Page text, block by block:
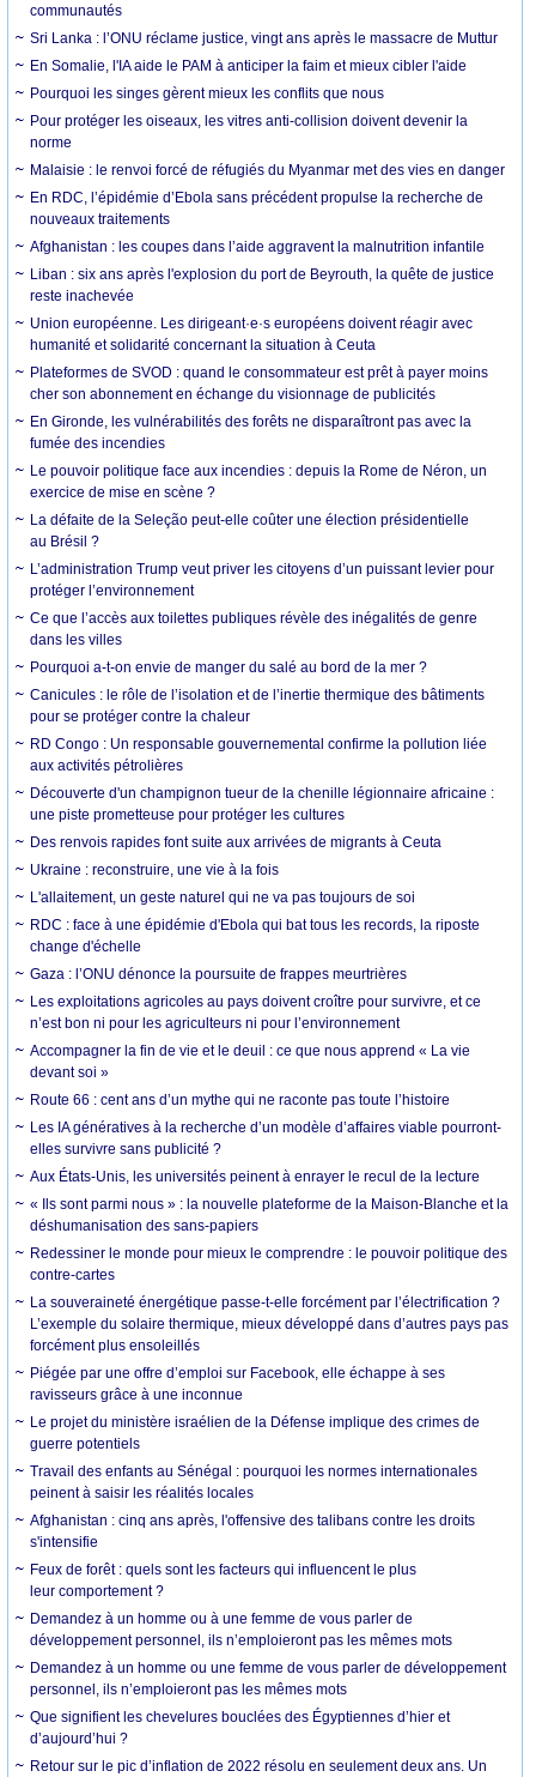
communautés
Sri Lanka : l’ONU réclame justice, vingt ans après le massacre de Muttur
En Somalie, l'IA aide le PAM à anticiper la faim et mieux cibler l'aide
Pourquoi les singes gèrent mieux les conflits que nous
Pour protéger les oiseaux, les vitres anti-collision doivent devenir la
norme
Malaisie : le renvoi forcé de réfugiés du Myanmar met des vies en danger
En RDC, l’épidémie d’Ebola sans précédent propulse la recherche de
nouveaux traitements
Afghanistan : les coupes dans l’aide aggravent la malnutrition infantile
Liban : six ans après l'explosion du port de Beyrouth, la quête de justice
reste inachevée
Union européenne. Les dirigeant·e·s européens doivent réagir avec
humanité et solidarité concernant la situation à Ceuta
Plateformes de SVOD : quand le consommateur est prêt à payer moins
cher son abonnement en échange du visionnage de publicités
En Gironde, les vulnérabilités des forêts ne disparaîtront pas avec la
fumée des incendies
Le pouvoir politique face aux incendies : depuis la Rome de Néron, un
exercice de mise en scène ?
La défaite de la Seleção peut-elle coûter une élection présidentielle
au Brésil ?
L’administration Trump veut priver les citoyens d’un puissant levier pour
protéger l’environnement
Ce que l’accès aux toilettes publiques révèle des inégalités de genre
dans les villes
Pourquoi a-t-on envie de manger du salé au bord de la mer ?
Canicules : le rôle de l’isolation et de l’inertie thermique des bâtiments
pour se protéger contre la chaleur
RD Congo : Un responsable gouvernemental confirme la pollution liée
aux activités pétrolières
Découverte d'un champignon tueur de la chenille légionnaire africaine :
une piste prometteuse pour protéger les cultures
Des renvois rapides font suite aux arrivées de migrants à Ceuta
Ukraine : reconstruire, une vie à la fois
L'allaitement, un geste naturel qui ne va pas toujours de soi
RDC : face à une épidémie d'Ebola qui bat tous les records, la riposte
change d'échelle
Gaza : l’ONU dénonce la poursuite de frappes meurtrières
Les exploitations agricoles au pays doivent croître pour survivre, et ce
n’est bon ni pour les agriculteurs ni pour l’environnement
Accompagner la fin de vie et le deuil : ce que nous apprend « La vie
devant soi »
Route 66 : cent ans d’un mythe qui ne raconte pas toute l’histoire
Les IA génératives à la recherche d’un modèle d’affaires viable pourront-
elles survivre sans publicité ?
Aux États-Unis, les universités peinent à enrayer le recul de la lecture
« Ils sont parmi nous » : la nouvelle plateforme de la Maison-Blanche et la
déshumanisation des sans-papiers
Redessiner le monde pour mieux le comprendre : le pouvoir politique des
contre-cartes
La souveraineté énergétique passe-t-elle forcément par l’électrification ?
L’exemple du solaire thermique, mieux développé dans d’autres pays pas
forcément plus ensoleillés
Piégée par une offre d’emploi sur Facebook, elle échappe à ses
ravisseurs grâce à une inconnue
Le projet du ministère israélien de la Défense implique des crimes de
guerre potentiels
Travail des enfants au Sénégal : pourquoi les normes internationales
peinent à saisir les réalités locales
Afghanistan : cinq ans après, l'offensive des talibans contre les droits
s'intensifie
Feux de forêt : quels sont les facteurs qui influencent le plus
leur comportement ?
Demandez à un homme ou à une femme de vous parler de
développement personnel, ils n’emploieront pas les mêmes mots
Demandez à un homme ou une femme de vous parler de développement
personnel, ils n’emploieront pas les mêmes mots
Que signifient les chevelures bouclées des Égyptiennes d’hier et
d’aujourd’hui ?
Retour sur le pic d’inflation de 2022 résolu en seulement deux ans. Un